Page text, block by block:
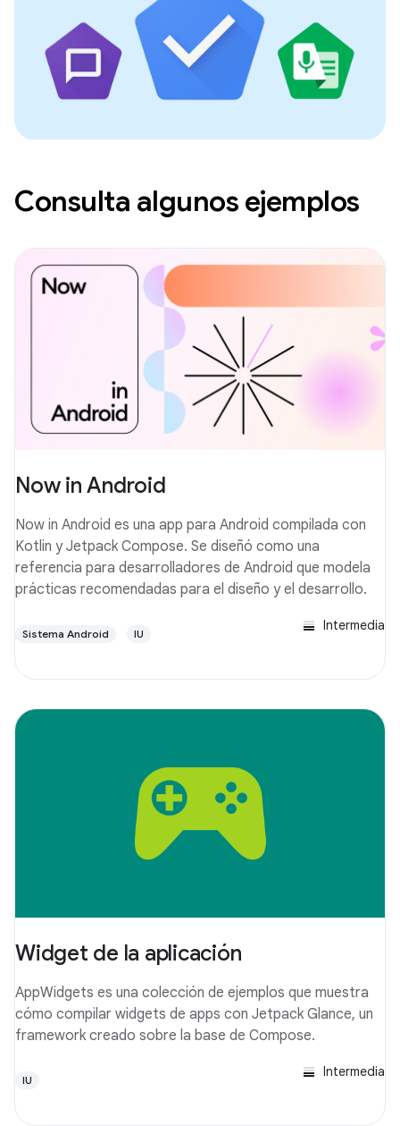
Consulta algunos ejemplos
Now in Android
Now in Android es una app para Android compilada con
Kotlin y Jetpack Compose. Se diseñó como una
referencia para desarrolladores de Android que modela
prácticas recomendadas para el diseño y el desarrollo.
Sistema Android IU
Intermedia
Widget de la aplicación
AppWidgets es una colección de ejemplos que muestra
cómo compilar widgets de apps con Jetpack Glance, un
framework creado sobre la base de Compose.
IU
Intermedia